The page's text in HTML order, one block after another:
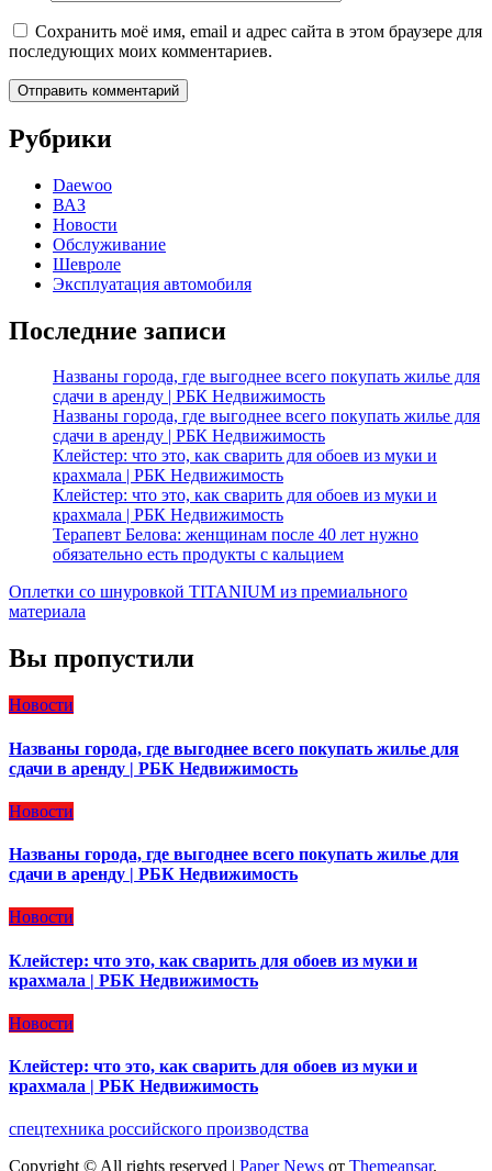
Сохранить моё имя, email и адрес сайта в этом браузере для
последующих моих комментариев.
Рубрики
Daewoo
ВАЗ
Новости
Обслуживание
Шевроле
Эксплуатация автомобиля
Последние записи
Названы города, где выгоднее всего покупать жилье для
сдачи в аренду | РБК Недвижимость
Названы города, где выгоднее всего покупать жилье для
сдачи в аренду | РБК Недвижимость
Клейстер: что это, как сварить для обоев из муки и
крахмала | РБК Недвижимость
Клейстер: что это, как сварить для обоев из муки и
крахмала | РБК Недвижимость
Терапевт Белова: женщинам после 40 лет нужно
обязательно есть продукты с кальцием
Оплетки со шнуровкой TITANIUM из премиального
материала
Вы пропустили
Новости
Названы города, где выгоднее всего покупать жилье для
сдачи в аренду | РБК Недвижимость
Новости
Названы города, где выгоднее всего покупать жилье для
сдачи в аренду | РБК Недвижимость
Новости
Клейстер: что это, как сварить для обоев из муки и
крахмала | РБК Недвижимость
Новости
Клейстер: что это, как сварить для обоев из муки и
крахмала | РБК Недвижимость
спецтехника российского производства
Copyright © All rights reserved | Paper News от Themeansar.